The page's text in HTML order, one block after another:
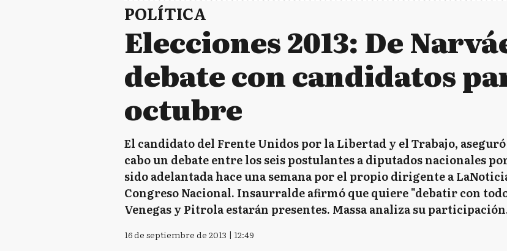
POLÍTICA
Elecciones 2013: De
debate con candidatos
octubre
El candidato del Frente Unidos por la Libertad y el Trabajo,
cabo un debate entre los seis postulantes a diputados nacionales
sido adelantada hace una semana por el propio dirigente a
Congreso Nacional. Insaurralde afirmó que quiere "debatir con
Venegas y Pitrola estarán presentes. Massa analiza su
16 de septiembre de 2013 | 12:49